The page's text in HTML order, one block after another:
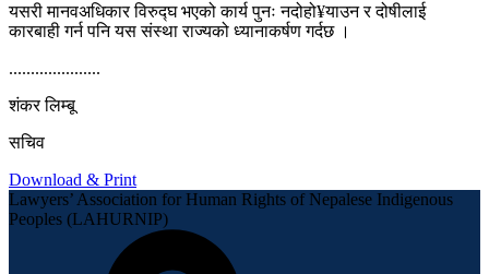
यसरी मानवअधिकार विरुद्घ भएको कार्य पुनः नदोहो¥याउन र दोषीलाई
कारबाही गर्न पनि यस संस्था राज्यको ध्यानाकर्षण गर्दछ ।
.....................
शंकर लिम्बू
सचिव
Download & Print
Lawyers’ Association for Human Rights of Nepalese Indigenous
Peoples (LAHURNIP)